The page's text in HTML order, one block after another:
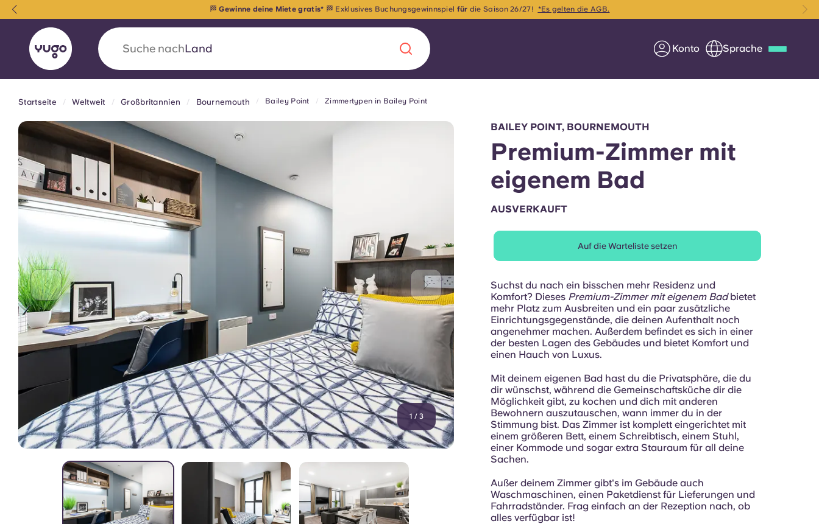
Suche nachUniversität Konto Sprache
Über unsStandorteMehr
Yugo VCARB: Eine neue Ära in Sachen
Studentenwohnheime
Die wegweisende Partnerschaft Yugomit VCARB sorgt für
Innovation, Ehrgeiz und unvergessliche Momente für die
Studenten.
Blog
Kontakt aufnehmen
English (GB) English (US) Español
Portuguese
🏁Gewinne deine Miete gratis* 🏁 Exklusives Buchungsgewinnspiel für die Saison 26/27! *Es gelten die AGB.
Startseite Weltweit Großbritannien Bournemouth Bailey Point Zimmertypen in Bailey Point
1 / 3
BAILEY POINT, BOURNEMOUTH
Premium-Zimmer mit
eigenem Bad
AUSVERKAUFT
Auf die Warteliste setzen
Suchst du nach ein bisschen mehr Residenz und
Komfort? Dieses Premium-Zimmer mit eigenem Badbietet
mehr Platz zum Ausbreiten und ein paar zusätzliche
Einrichtungsgegenstände, die deinen Aufenthalt noch
angenehmer machen. Außerdem befindet es sich in einer
der besten Lagen des Gebäudes und bietet Komfort und
einen Hauch von Luxus.
Mit deinem eigenen Bad hast du die Privatsphäre, die du
dir wünschst, während die Gemeinschaftsküche dir die
Möglichkeit gibt, zu kochen und dich mit anderen
Bewohnern auszutauschen, wann immer du in der
Stimmung bist. Das Zimmer ist komplett eingerichtet mit
einem größeren Bett, einem Schreibtisch, einem Stuhl,
einer Kommode und sogar extra Stauraum für all deine
Sachen.
Außer deinem Zimmer gibt's im Gebäude auch
Waschmaschinen, einen Paketdienst für Lieferungen und
Fahrradständer. Frag einfach an der Rezeption nach, ob
alles verfügbar ist!